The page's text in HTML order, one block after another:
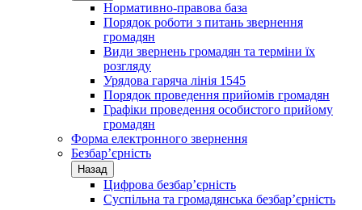
Нормативно-правова база
Порядок роботи з питань звернення
громадян
Види звернень громадян та терміни їх
розгляду
Урядова гаряча лінія 1545
Порядок проведення прийомів громадян
Графіки проведення особистого прийому
громадян
Форма електронного звернення
Безбар’єрність
Назад
Цифрова безбар’єрність
Суспільна та громадянська безбар’єрність